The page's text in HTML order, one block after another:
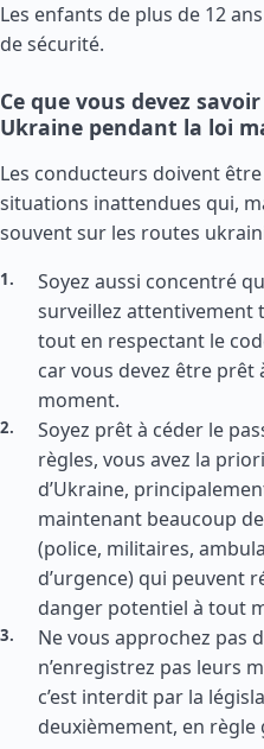
Les enfants de plus de 12
de sécurité.
Ce que vous devez
Ukraine pendant la loi
Les conducteurs doivent
situations inattendues qui,
souvent sur les routes
Soyez aussi concentré
surveillez attentivement
tout en respectant le
car vous devez être
moment.
Soyez prêt à céder le
règles, vous avez la
d’Ukraine,
maintenant beaucoup
(police, militaires,
d’urgence) qui peuvent
danger potentiel à tout
Ne vous approchez pas
n’enregistrez pas leurs
c’est interdit par la
deuxièmement, en